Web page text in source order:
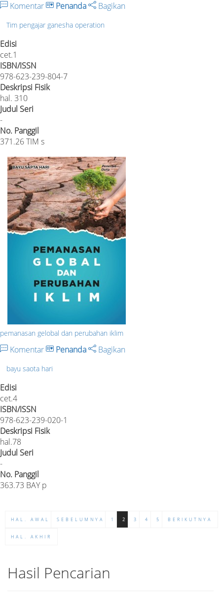
Komentar Penanda Bagikan
Tim pengajar ganesha operation
Edisi
cet.1
ISBN/ISSN
978-623-239-804-7
Deskripsi Fisik
hal. 310
Judul Seri
-
No. Panggil
371.26 TIM s
pemanasan gelobal dan perubahan iklim
Komentar Penanda Bagikan
bayu saota hari
Edisi
cet.4
ISBN/ISSN
978-623-239-020-1
Deskripsi Fisik
hal.78
Judul Seri
-
No. Panggil
363.73 BAY p
HAL. AWAL SEBELUMNYA 1 2 3 4 5 BERIKUTNYA
HAL. AKHIR
Hasil Pencarian